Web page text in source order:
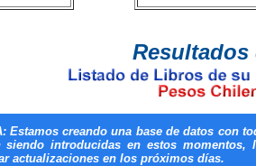
Resultados
Estamos creando una base de datos con
siendo introducidas en estos
actualizaciones en los próximos días.